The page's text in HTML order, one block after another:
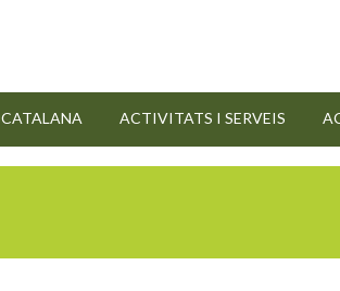
ACTIVITATS I SERVEIS